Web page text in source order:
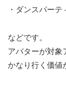
・ダンスパーテ
などです。
アバターが対象
かなり行く価値